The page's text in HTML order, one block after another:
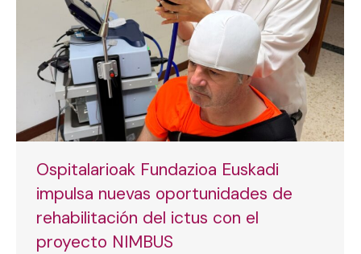
Ospitalarioak Fundazioa Euskadi
impulsa nuevas oportunidades de
rehabilitación del ictus con el
proyecto NIMBUS